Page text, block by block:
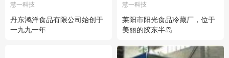
慧一科技
丹东鸿洋食品有限公司始创于
一九九一年
慧一科技
莱阳市阳光食品冷藏厂，位于
美丽的胶东半岛